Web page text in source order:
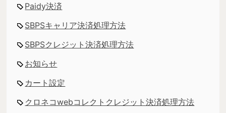
Paidy決済
SBPSキャリア決済処理方法
SBPSクレジット決済処理方法
お知らせ
カート設定
クロネコwebコレクトクレジット決済処理方法